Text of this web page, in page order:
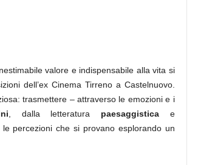
valore e indispensabile alla vita si
dell’ex Cinema Tirreno a Castelnuovo.
trasmettere – attraverso le emozioni e i
, dalla letteratura paesaggistica e
le percezioni che si provano esplorando un